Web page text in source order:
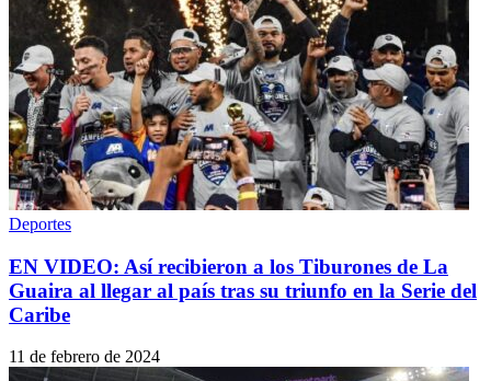
Deportes
EN VIDEO: Así recibieron a los Tiburones de La
Guaira al llegar al país tras su triunfo en la Serie del
Caribe
11 de febrero de 2024